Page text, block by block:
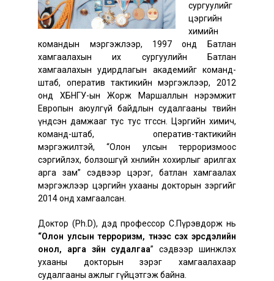
сургуулийг
цэргийн
химийн
командын мэргэжлээр, 1997 онд Батлан
хамгаалахын их сургуулийн Батлан
хамгаалахын удирдлагын академийг команд-
штаб, оператив тактикийн мэргэжлээр, 2012
онд ХБНГУ-ын Жорж Маршаллын нэрэмжит
Европын аюулгүй байдлын судалгааны төвийн
үндсэн дамжааг тус тус төгссөн. Цэргийн химич,
команд-штаб, оператив-тактикийн
мэргэжилтэй, “Олон улсын терроризмоос
сэргийлэх, болзошгүй хөнөөлийн хохирлыг арилгах
арга зам” сэдвээр цэрэг, батлан хамгаалах
мэргэжлээр цэргийн ухааны докторын зэргийг
2014 онд хамгаалсан.
Доктор (Ph.D), дэд профессор С.Пүрэвдорж нь
“Олон улсын терроризм, түүнээс үүсэх эрсдэлийн
онол, арга зүйн судалгаа” сэдвээр шинжлэх
ухааны докторын зэрэг хамгаалахаар
судалгааны ажлыг гүйцэтгэж байна.